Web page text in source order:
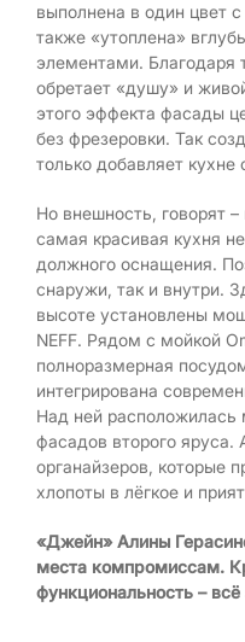
выполнена в один цвет
также «утоплена»
элементами. Благодаря
обретает «душу» и
этого эффекта фасады
без фрезеровки. Так
только добавляет кухне
Но внешность, говорят
самая красивая кухня
должного оснащения.
снаружи, так и внутри.
высоте установлены
NEFF. Рядом с мойкой
полноразмерная
интегрирована
Над ней
фасадов второго
органайзеров, которые
хлопоты в лёгкое и
«Джейн» Алины
места компромиссам.
функциональность –